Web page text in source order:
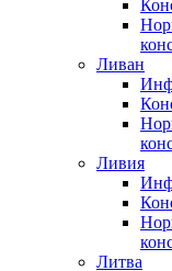
Ливан
Ливия
Литва